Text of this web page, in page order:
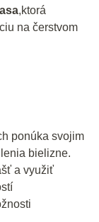
,ktorá
na čerstvom
ponúka svojim
bielizne.
a využiť